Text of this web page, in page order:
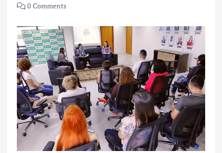
0 Comments